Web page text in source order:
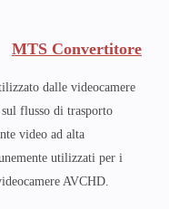
MTS Convertitore
dalle videocamere
sul flusso di trasporto
video ad alta
utilizzati per i
AVCHD.